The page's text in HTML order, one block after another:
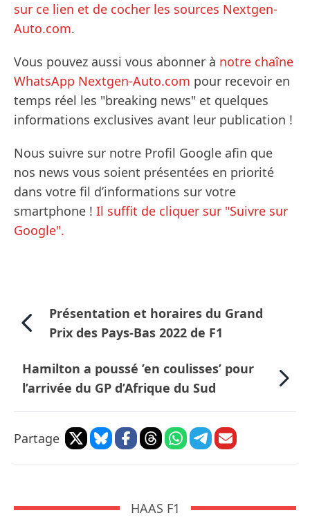
sur ce lien et de cocher les sources Nextgen-
Auto.com.
Vous pouvez aussi vous abonner à notre chaîne
WhatsApp Nextgen-Auto.com pour recevoir en
temps réel les "breaking news" et quelques
informations exclusives avant leur publication !
Nous suivre sur notre Profil Google afin que
nos news vous soient présentées en priorité
dans votre fil d’informations sur votre
smartphone ! Il suffit de cliquer sur "Suivre sur
Google".
Présentation et horaires du Grand
Prix des Pays-Bas 2022 de F1
Hamilton a poussé ’en coulisses’ pour
l’arrivée du GP d’Afrique du Sud
Partage
HAAS F1